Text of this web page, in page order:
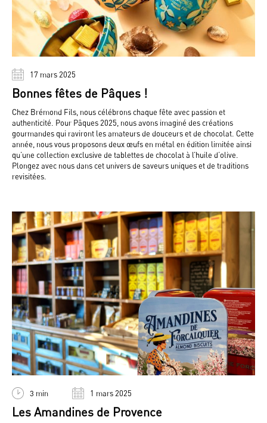
17 mars 2025
Bonnes fêtes de Pâques !
Chez Brémond Fils, nous célébrons chaque fête avec passion et
authenticité. Pour Pâques 2025, nous avons imaginé des créations
gourmandes qui raviront les amateurs de douceurs et de chocolat. Cette
année, nous vous proposons deux œufs en métal en édition limitée ainsi
qu’une collection exclusive de tablettes de chocolat à l’huile d’olive.
Plongez avec nous dans cet univers de saveurs uniques et de traditions
revisitées.
3 min 1 mars 2025
Les Amandines de Provence